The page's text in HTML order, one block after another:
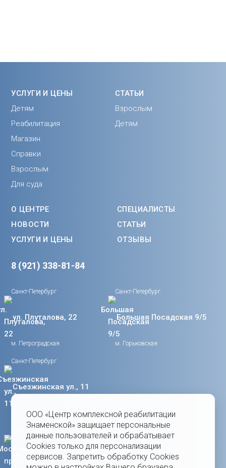
ООО «Центр комплексной реабилитации
Знаменской» защищает персональные
данные пользователей и обрабатывает
Cookies только для персонализации
сервисов. Запретить обработку Cookies
УСЛУГИ И ЦЕНЫ
Детям
Реабилитация
Магазин
Справки
Взрослым
Для суда
СТАТЬИ
Взрослым
Детям
О ЦЕНТРЕ
НОВОСТИ
УСЛУГИ И ЦЕНЫ
СПЕЦИАЛИСТЫ
СТАТЬИ
ОТЗЫВЫ
8 (921) 338-81-84
Санкт-Петербург
ул. Плуталова, 22
м. Петроградская
Санкт-Петербург
Большая Посадская 9/5
м. Горьковская
Санкт-Петербург
Съезжинская ул., 11
м. Спортивная
Московский проспект,